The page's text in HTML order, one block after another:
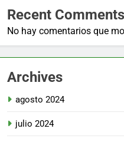
Recent Comments
No hay comentarios que
Archives
agosto 2024
julio 2024